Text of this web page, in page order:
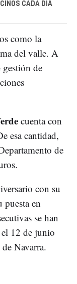
CADA DÍA
como la
del valle. A
gestión de
cuenta con
esa cantidad,
de
con su
en
se han
12 de junio
Navarra.